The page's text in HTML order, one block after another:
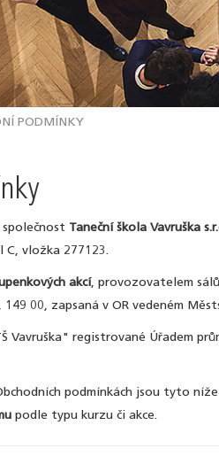
PODMÍNKY
společnost Taneční škola Vavruška
C, vložka 277123.
akcí, provozovatelem
00, zapsaná v OR vedeném
Vavruška" registrované Úřadem
podmínkách jsou tyto
podle typu kurzu či akce.